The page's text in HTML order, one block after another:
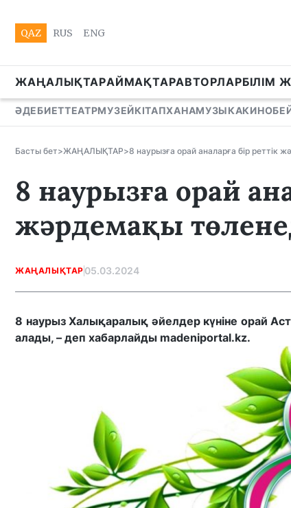
QAZ RUS ENG
ЖАҢАЛЫҚТАРАЙМАҚТАРАВТОРЛАРБІЛІМ
ӘДЕБИЕТТЕАТРМУЗЕЙКІТАПХАНАМУЗЫКАКИНО
Басты бет>ЖАҢАЛЫҚТАР>8 наурызға орай аналарға бір реттік
8 наурызға орай
жәрдемақы
ЖАҢАЛЫҚТАР 05.03.2024
8 наурыз Халықаралық әйелдер күніне орай
алады, – деп хабарлайды madeniportal.kz.